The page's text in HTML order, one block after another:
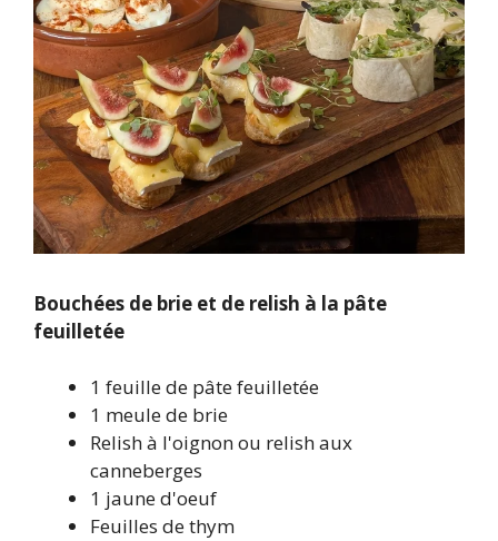
Bouchées de brie et de relish à la pâte
feuilletée
1 feuille de pâte feuilletée
1 meule de brie
Relish à l'oignon ou relish aux
canneberges
1 jaune d'oeuf
Feuilles de thym